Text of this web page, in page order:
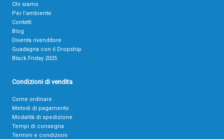
Chi siamo
Per l’ambiente
Contatti
Blog
Diventa rivenditore
Guadagna con il Dropship
Black Friday 2025
Condizioni di vendita
Come ordinare
Metodi di pagamento
Modalità di spedizione
Tempi di consegna
Termini e condizioni